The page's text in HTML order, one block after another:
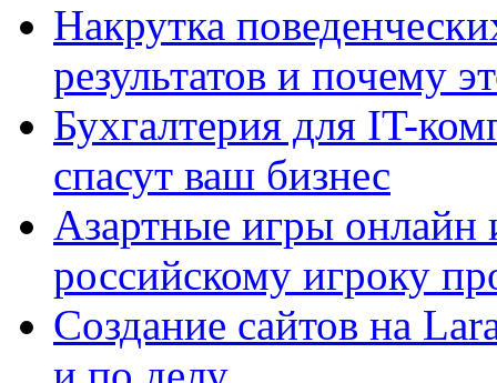
Накрутка
результатов и почему
Бухгалтерия для IT-
спасут ваш бизнес
Азартные игры онлайн
российскому игроку
Создание сайтов на